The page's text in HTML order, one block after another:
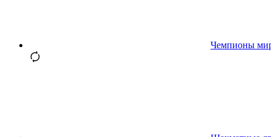
Чемпионы